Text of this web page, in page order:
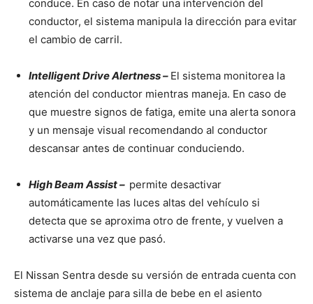
conduce. En caso de notar una intervención del
conductor, el sistema manipula la dirección para evitar
el cambio de carril.
Intelligent Drive Alertness – El sistema monitorea la
atención del conductor mientras maneja. En caso de
que muestre signos de fatiga, emite una alerta sonora
y un mensaje visual recomendando al conductor
descansar antes de continuar conduciendo.
High Beam Assist – permite desactivar
automáticamente las luces altas del vehículo si
detecta que se aproxima otro de frente, y vuelven a
activarse una vez que pasó.
El Nissan Sentra desde su versión de entrada cuenta con
sistema de anclaje para silla de bebe en el asiento